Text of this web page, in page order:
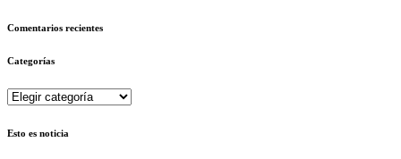
Comentarios recientes
Categorías
Categorías
Esto es noticia